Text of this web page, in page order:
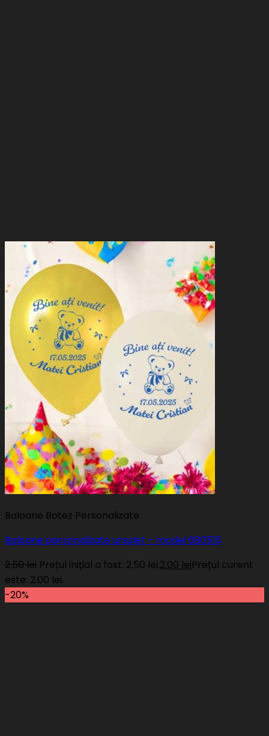
Baloane Botez Personalizate
Baloane personalizate ursulet – model 680515
2.50lei Prețul inițial a fost: 2.50 lei.2.00 leiPrețul curent
este: 2.00 lei.
-20%